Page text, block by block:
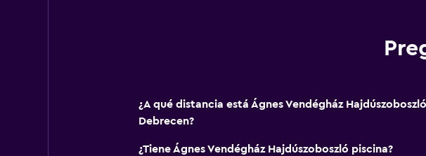
¿A qué distancia está Ágnes Vendégház
Debrecen?
¿Tiene Ágnes Vendégház Hajdúszoboszló piscina?